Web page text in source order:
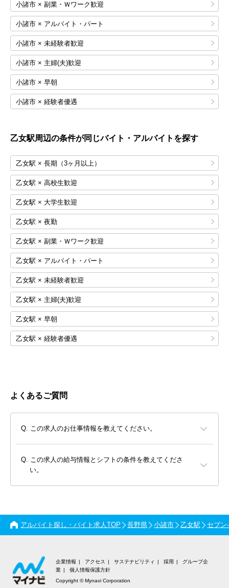
小諸市 × 副業・Ｗワーク歓迎
小諸市 × アルバイト・パート
小諸市 × 未経験者歓迎
小諸市 × 主婦(夫)歓迎
小諸市 × 早朝
小諸市 × 経験者優遇
乙女駅周辺の条件が同じバイト・アルバイトを探す
乙女駅 × 長期（3ヶ月以上）
乙女駅 × 高校生歓迎
乙女駅 × 大学生歓迎
乙女駅 × 夜勤
乙女駅 × 副業・Ｗワーク歓迎
乙女駅 × アルバイト・パート
乙女駅 × 未経験者歓迎
乙女駅 × 主婦(夫)歓迎
乙女駅 × 早朝
乙女駅 × 経験者優遇
よくあるご質問
この求人のお仕事情報を教えてください。
この求人の給与情報とシフトの条件を教えてくださ
い。
アルバイト探し・バイト求人TOP 長野県 小諸市 乙女駅 セブン
企業情報 アクセス サステナビリティ 採用
グループ企
業
個人情報保護方針
Copyright © Mynavi Corporation